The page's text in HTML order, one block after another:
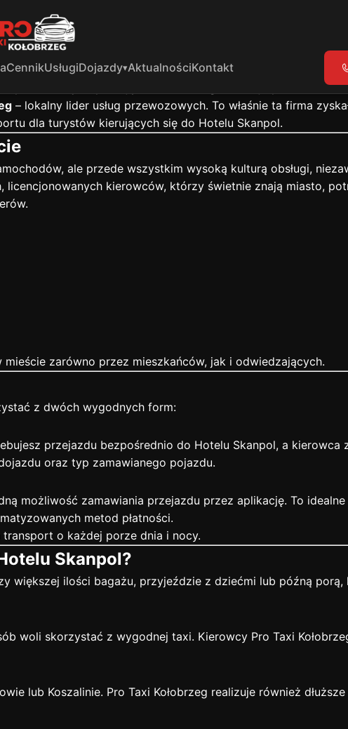
CennikUsługiDojazdy AktualnościKontakt
i bez stresu z Pro Taxi Kołobrzeg
swojego uzdrowiskowego klimatu, pięknych plaż, licznych
znajdujący się w samym sercu miasta – blisko parku, dworca
zarówno na wypoczynek, jak i delegację.
korporację taxi, która zagwarantuje punktualność,
– lokalny lider usług przewozowych. To właśnie ta firma
dla turystów kierujących się do Hotelu Skanpol.
ale przede wszystkim wysoką kulturą obsługi,
kierowców, którzy świetnie znają miasto,
zarówno przez mieszkańców, jak i odwiedzających.
z dwóch wygodnych form:
przejazdu bezpośrednio do Hotelu Skanpol, a kierowca
oraz typ zamawianego pojazdu.
możliwość zamawiania przejazdu przez aplikację. To
metod płatności.
o każdej porze dnia i nocy.
Skanpol?
większej ilości bagażu, przyjeździe z dziećmi lub późną
woli skorzystać z wygodnej taxi. Kierowcy Pro Taxi
lub Koszalinie. Pro Taxi Kołobrzeg realizuje również